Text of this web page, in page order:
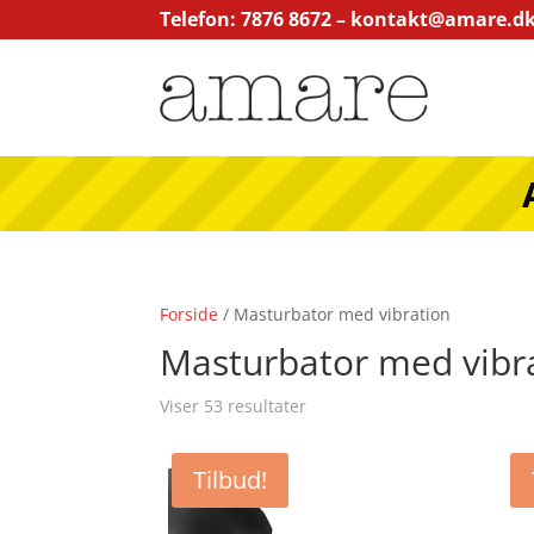
Telefon: 7876 8672 –
Forside / Masturbator med vibration
Masturbator med
Viser 53 resultater
Tilbud!